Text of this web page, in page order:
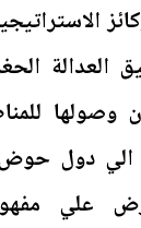
العدالة
وصولها
الي دول حوض
علي